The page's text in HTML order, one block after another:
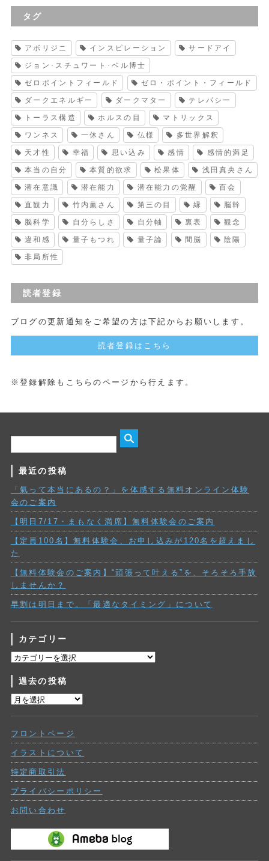
タグ
アボリジニ インスピレーション サードアイ
ジョン･スチュワート･ベル博士
ゼロポイントフィールド ゼロ・ポイント・フィールド
ダークエネルギー ダークマター テレパシー
トーラス構造 ホルスの目 マトリックス
ワンネス 一休さん 仏様 多世界解釈
天才性 幸福 思い込み 感情 感情的満足
本当の自分 本質的欲求 松果体 浅田真央さん
潜在意識 潜在能力 潜在能力の覚醒 百会
直観力 竹内薫さん 第三の目 縁 脳幹
脳科学 自分らしさ 自分軸 裏表 観念
違和感 量子もつれ 量子論 間脳 陰陽
非局所性
読者登録
ブログの更新通知をご希望の方は下記からお願いします。
読者登録はこちら
※登録解除もこちらのページから行えます。
最近の投稿
「氣って本当にあるの？」を体感する無料オンライン体験
会のご案内
【明日7/17・まもなく満席】無料体験会のご案内
【定員100名】無料体験会、お申し込みが120名を超えまし
た
【無料体験会のご案内】“頑張って叶える”を、そろそろ手放
しませんか？
早割は明日まで。「最適なタイミング」について
カテゴリー
カ
ゴ
リ
ー
過去の投稿
過
投
稿
フロントページ
イラストについて
特定商取引法
プライバシーポリシー
お問い合わせ